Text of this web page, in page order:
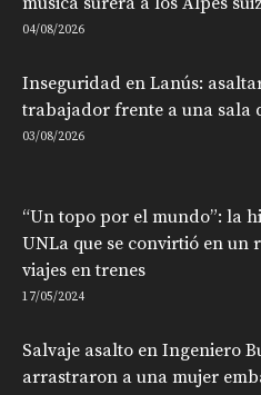
04/08/2026
Inseguridad en Lanús:
trabajador frente a una sala
03/08/2026
“Un topo por el mundo”: la
UNLa que se convirtió en un
viajes en trenes
17/05/2024
Salvaje asalto en Ingeniero
arrastraron a una mujer